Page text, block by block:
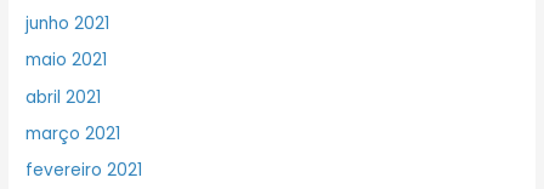
junho 2021
maio 2021
abril 2021
março 2021
fevereiro 2021